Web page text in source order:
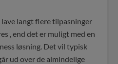
langt flere tilpasninger
, end det er muligt med en
løsning. Det vil typisk
ud over de almindelige